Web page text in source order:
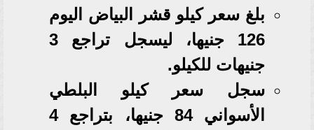
بلغ سعر كيلو قشر البياض اليوم
126 جنيها، ليسجل تراجع 3
جنيهات للكيلو.
سجل سعر كيلو البلطي
الأسواني 84 جنيها، بتراجع 4